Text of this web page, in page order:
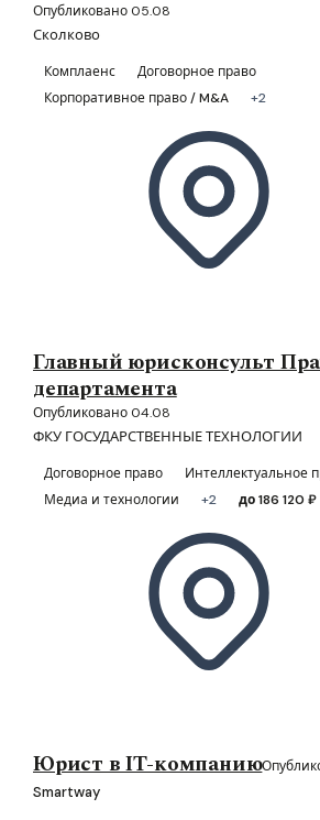
Опубликовано 05.08
Сколково
Комплаенс
Договорное право
Корпоративное право / M&A
+2
Главный юрисконсульт
департамента
Опубликовано 04.08
ФКУ ГОСУДАРСТВЕННЫЕ ТЕХНОЛОГИИ
Договорное право
Интеллектуальное
Медиа и технологии
+2 до 186 120 ₽
Юрист в IT-компанию
Smartway